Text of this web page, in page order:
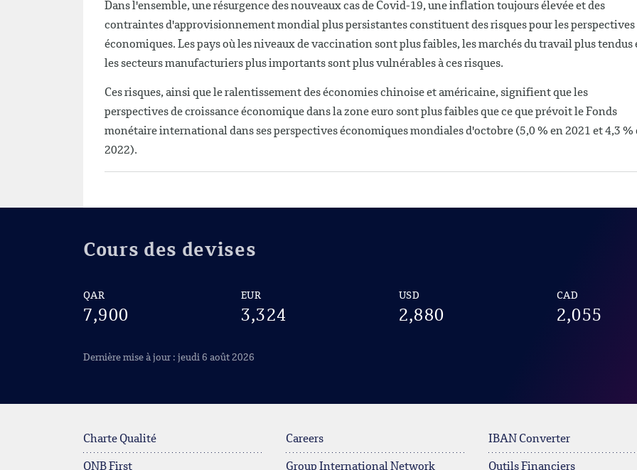
Dans l'ensemble, une résurgence des nouveaux cas de Covid-19, une inflation toujours élevée et des
contraintes d'approvisionnement mondial plus persistantes constituent des risques pour les perspectives
économiques. Les pays où les niveaux de vaccination sont plus faibles, les marchés du travail plus tendus
les secteurs manufacturiers plus importants sont plus vulnérables à ces risques.
Ces risques, ainsi que le ralentissement des économies chinoise et américaine, signifient que les
perspectives de croissance économique dans la zone euro sont plus faibles que ce que prévoit le Fonds
monétaire international dans ses perspectives économiques mondiales d'octobre (5,0 % en 2021 et 4,3 %
2022).
Cours des devises
QAR
7,900
EUR
3,324
USD
2,880
CAD
2,055
Dernière mise à jour : jeudi 6 août 2026
Charte Qualité
QNB First
Careers
Group International Network
IBAN Converter
Outils Financiers